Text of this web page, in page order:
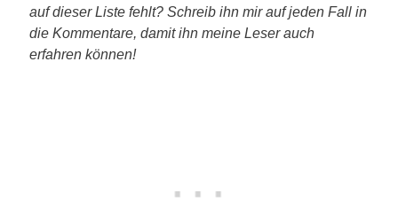
auf dieser Liste fehlt? Schreib ihn mir auf jeden Fall in
die Kommentare, damit ihn meine Leser auch
erfahren können!